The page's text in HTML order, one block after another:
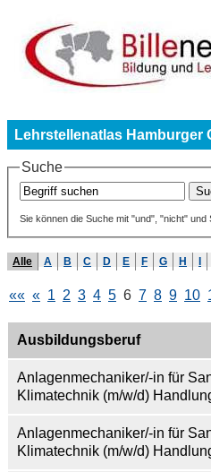
Lehrstellenatlas Hamburger
Suche
Sie können die Suche mit "und", "nicht"
Alle A B C D E F G H
«« « 1 2 3 4 5 6 7 8 9 10
Ausbildungsberuf
Anlagenmechaniker/-in für
Klimatechnik (m/w/d)
Anlagenmechaniker/-in für
Klimatechnik (m/w/d)